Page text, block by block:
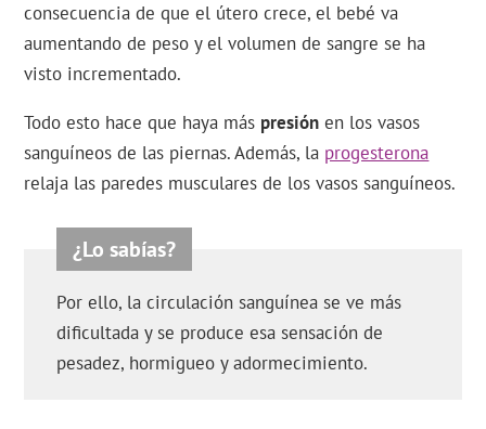
consecuencia de que el útero crece, el bebé va
aumentando de peso y el volumen de sangre se ha
visto incrementado.
Todo esto hace que haya más presión en los vasos
sanguíneos de las piernas. Además, la progesterona
relaja las paredes musculares de los vasos sanguíneos.
Por ello, la circulación sanguínea se ve más
dificultada y se produce esa sensación de
pesadez, hormigueo y adormecimiento.